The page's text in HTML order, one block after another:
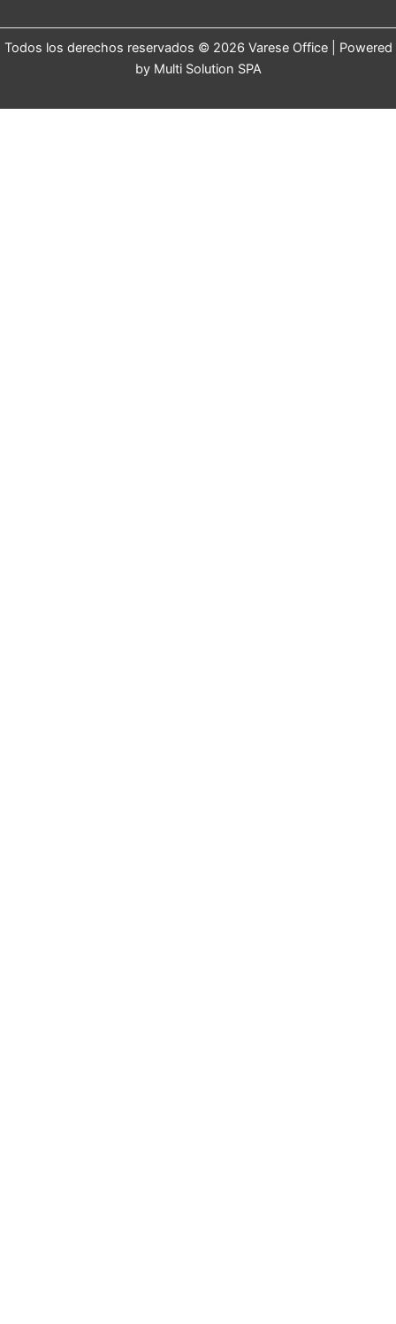
Todos los derechos reservados © 2026 Varese Office | Powered
by Multi Solution SPA